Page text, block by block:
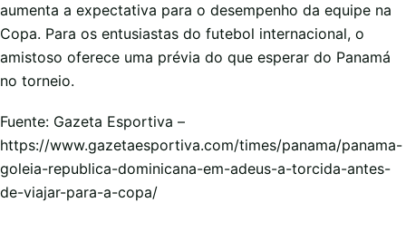
aumenta a expectativa para o desempenho da equipe na
Copa. Para os entusiastas do futebol internacional, o
amistoso oferece uma prévia do que esperar do Panamá
no torneio.
Fuente: Gazeta Esportiva –
https://www.gazetaesportiva.com/times/panama/panama-
goleia-republica-dominicana-em-adeus-a-torcida-antes-
de-viajar-para-a-copa/